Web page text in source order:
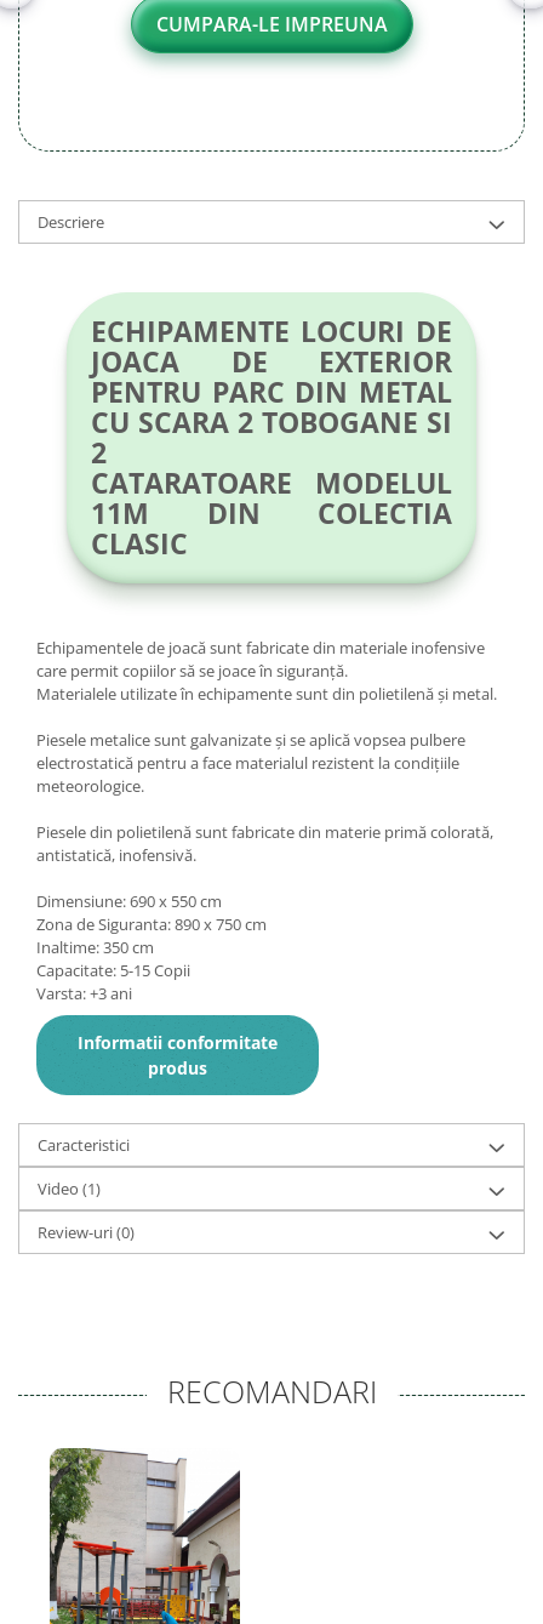
CUMPARA-LE IMPREUNA
Descriere
ECHIPAMENTE LOCURI DE
JOACA DE EXTERIOR
PENTRU PARC DIN METAL
CU SCARA 2 TOBOGANE SI
2
CATARATOARE MODELUL
11M DIN COLECTIA
CLASIC
Echipamentele de joacă sunt fabricate din materiale inofensive
care permit copiilor să se joace în siguranță.
Materialele utilizate în echipamente sunt din polietilenă și metal.
Piesele metalice sunt galvanizate și se aplică vopsea pulbere
electrostatică pentru a face materialul rezistent la condițiile
meteorologice.
Piesele din polietilenă sunt fabricate din materie primă colorată,
antistatică, inofensivă.
Dimensiune: 690 x 550 cm
Zona de Siguranta: 890 x 750 cm
Inaltime: 350 cm
Capacitate: 5-15 Copii
Varsta: +3 ani
Informatii conformitate
produs
Caracteristici
Video (1)
Review-uri(0)
RECOMANDARI